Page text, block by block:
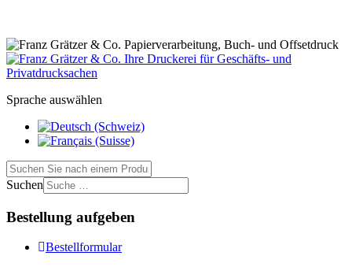
Sprache auswählen
Suchen
Bestellung aufgeben
Bestellformular